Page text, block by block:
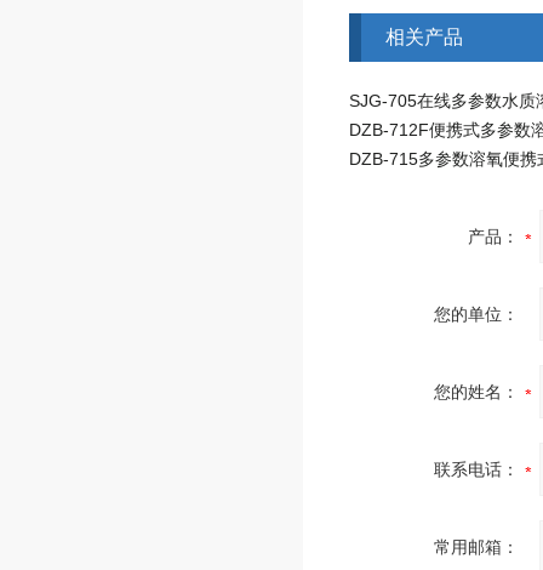
相关产品
产品：
您的单位：
您的姓名：
联系电话：
常用邮箱：